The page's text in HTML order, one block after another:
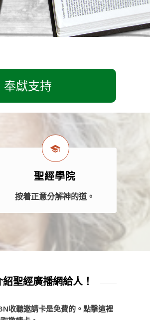
奉獻支持
聖經學院
按着正意分解神的道。
紹聖經廣播網給人！
收聽邀請卡是免費的。點擊這裡